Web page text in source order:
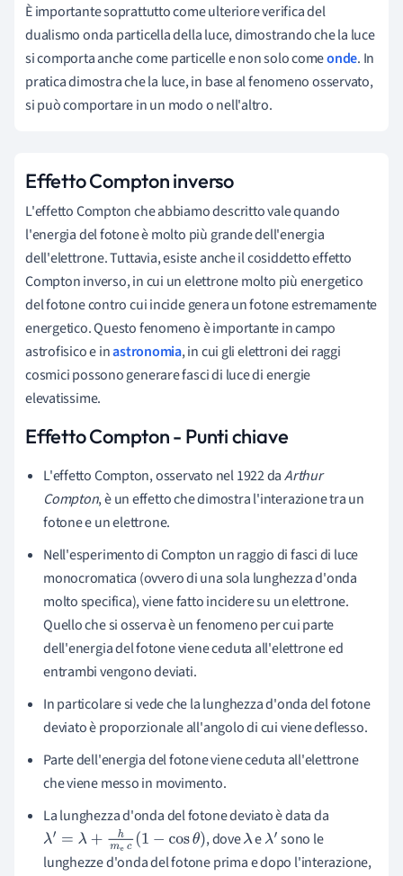
È importante soprattutto come ulteriore verifica del
dualismo onda particella della luce, dimostrando che la luce
si comporta anche come particelle e non solo comeonde. In
pratica dimostra che la luce, in base al fenomeno osservato,
si può comportare in un modo o nell'altro.
Effetto Compton inverso
L'effetto Compton che abbiamo descritto vale quando
l'energia del fotone è molto più grande dell'energia
dell'elettrone. Tuttavia, esiste anche il cosiddetto effetto
Compton inverso, in cui un elettrone molto più energetico
del fotone contro cui incide genera un fotone estremamente
energetico. Questo fenomeno è importante in campo
astrofisico e inastronomia, in cui gli elettroni dei raggi
cosmici possono generare fasci di luce di energie
elevatissime.
Effetto Compton - Punti chiave
L'effetto Compton, osservato nel 1922 daArthur
Compton, è un effetto che dimostra l'interazione tra un
fotone e un elettrone.
Nell'esperimento di Compton un raggio di fasci di luce
monocromatica (ovvero di una sola lunghezza d'onda
molto specifica), viene fatto incidere su un elettrone.
Quello che si osserva è un fenomeno per cui parte
dell'energia del fotone viene ceduta all'elettrone ed
entrambi vengono deviati.
In particolare si vede che la lunghezza d'onda del fotone
deviato è proporzionale all'angolo di cui viene deflesso.
Parte dell'energia del fotone viene ceduta all'elettrone
che viene messo in movimento.
La lunghezza d'onda del fotone deviato è data da
λ′= λ+ hmec (1−cosθ ) , doveλeλ′ sono le
lunghezze d'onda del fotone prima e dopo l'interazione,